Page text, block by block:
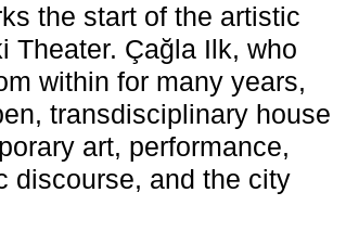
the start of the artistic
Theater. Çağla Ilk, who
within for many years,
transdisciplinary house
art, performance,
discourse, and the city